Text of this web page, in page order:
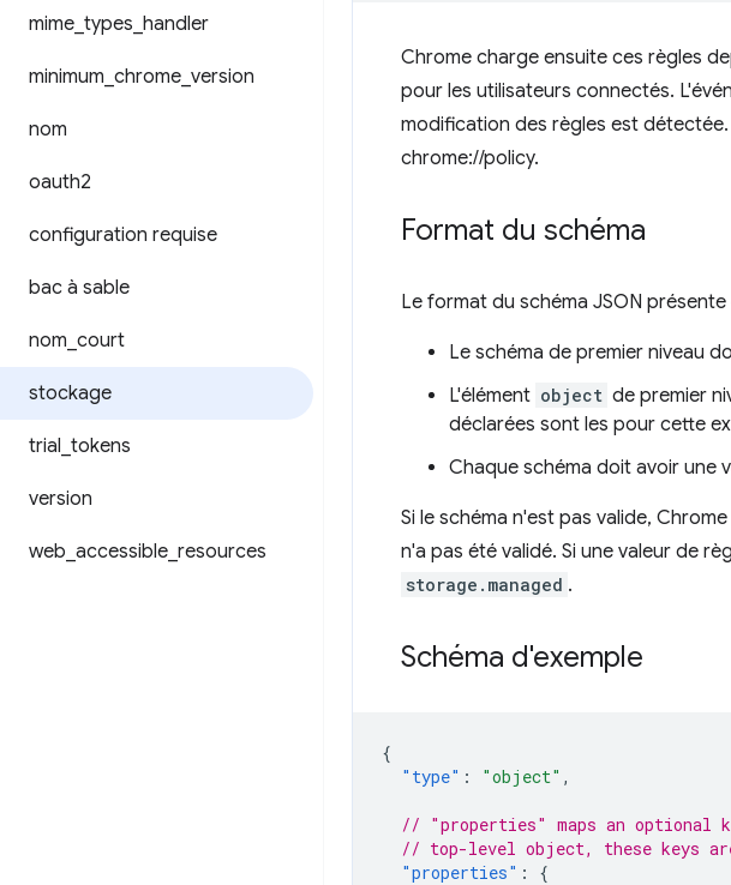
mime types handler
minimum chrome version
nom
oauth2
configuration requise
bac à sable
nom court
stockage
trial tokens
version
web accessible resources
Chrome charge ensuite ces règles
pour les utilisateurs connectés.
modification des règles est
chrome://policy.
Format du schéma
Le format du schéma JSON
Le schéma de premier niveau
L'élément object de premier
déclarées sont les pour cette
Chaque schéma doit avoir une
Si le schéma n'est pas valide,
n'a pas été validé. Si une valeur de
storage.managed .
Schéma d'exemple
{
"type" : "object" ,
// "properties" maps an optional
// top-level object, these keys
"properties" : {